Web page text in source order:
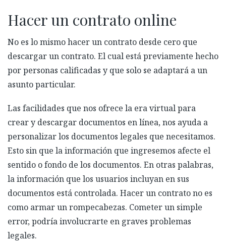
Hacer un contrato online
No es lo mismo hacer un contrato desde cero que
descargar un contrato. El cual está previamente hecho
por personas calificadas y que solo se adaptará a un
asunto particular.
Las facilidades que nos ofrece la era virtual para
crear y descargar documentos en línea, nos ayuda a
personalizar los documentos legales que necesitamos.
Esto sin que la información que ingresemos afecte el
sentido o fondo de los documentos. En otras palabras,
la información que los usuarios incluyan en sus
documentos está controlada. Hacer un contrato no es
como armar un rompecabezas. Cometer un simple
error, podría involucrarte en graves problemas
legales.